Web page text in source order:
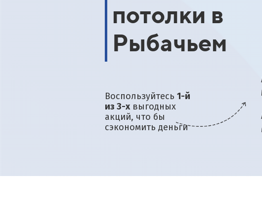
потолки в
Рыбачьем
Воспользуйтесь 1-й
из 3-хвыгодных
акций, что бы
сэкономить деньги